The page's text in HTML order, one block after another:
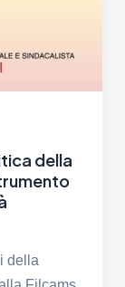
della
della